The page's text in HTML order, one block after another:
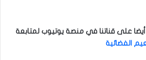
على قناتنا في منصة يوتيوب لمتابعة
الفضائية